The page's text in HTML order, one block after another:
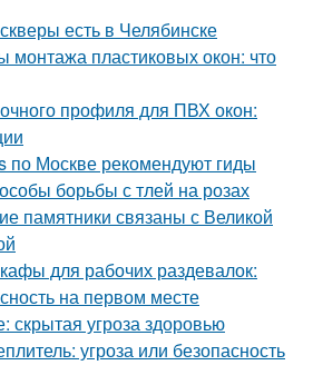
есть в Челябинске
пластиковых окон: что
профиля для ПВХ окон:
по Москве рекомендуют гиды
борьбы с тлей на розах
памятники связаны с Великой
для рабочих раздевалок:
на первом месте
скрытая угроза здоровью
угроза или безопасность